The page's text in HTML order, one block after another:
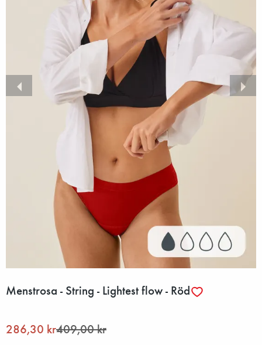
Menstrosa - String - Lightest flow - Röd
286,30 kr409,00 kr